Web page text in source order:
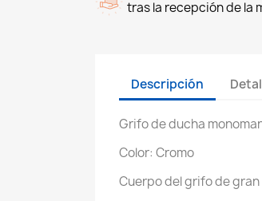
tras la recepción de la
Descripción
Grifo de ducha
Color: Cromo
Cuerpo del grifo de